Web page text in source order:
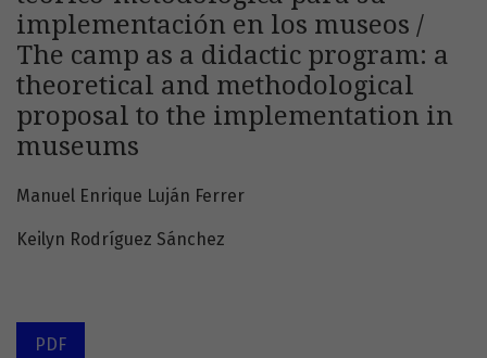
implementación en los museos /
The camp as a didactic program: a
theoretical and methodological
proposal to the implementation in
museums
Manuel Enrique Luján Ferrer
Keilyn Rodríguez Sánchez
PDF